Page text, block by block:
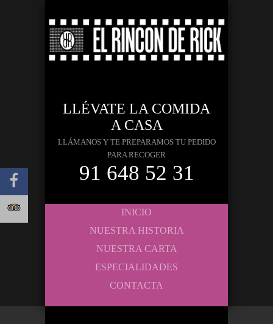
LLÉVATE LA COMIDA
A CASA
LLÁMANOS Y TE PREPARAMOS TU PEDIDO
PARA RECOGER
91 648 52 31
INICIO
NUESTRA HISTORIA
NUESTRA CARTA
ESPECIALIDADES
CONTACTA